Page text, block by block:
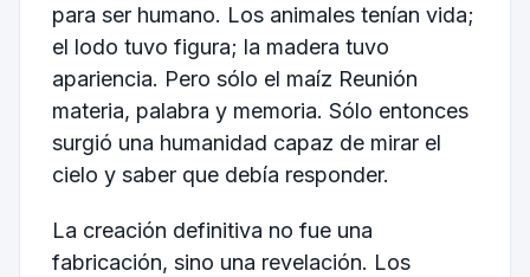
para ser humano. Los animales tenían vida;
el lodo tuvo figura; la madera tuvo
apariencia. Pero sólo el maíz Reunión
materia, palabra y memoria. Sólo entonces
surgió una humanidad capaz de mirar el
cielo y saber que debía responder.
La creación definitiva no fue una
fabricación, sino una revelación. Los